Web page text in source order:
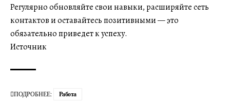
Регулярно обновляйте свои навыки, расширяйте сеть
контактов и оставайтесь позитивными — это
обязательно приведет к успеху.
Источник
ПОДРОБНЕЕ: Работа